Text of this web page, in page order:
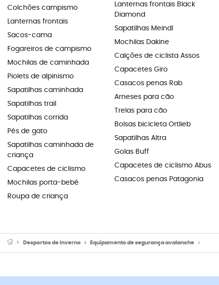
Colchões campismo
Lanternas frontais
Sacos-cama
Fogareiros de campismo
Mochilas de caminhada
Piolets de alpinismo
Sapatilhas caminhada
Sapatilhas trail
Sapatilhas corrida
Pés de gato
Sapatilhas caminhada de
criança
Capacetes de ciclismo
Mochilas porta-bebé
Roupa de criança
Lanternas frontais Black
Diamond
Sapatilhas Meindl
Mochilas Dakine
Calções de ciclista Assos
Capacetes Giro
Casacos penas Rab
Arneses para cão
Trelas para cão
Bolsas bicicleta Ortlieb
Sapatilhas Altra
Golas Buff
Capacetes de ciclismo Abus
Casacos penas Patagonia
Desportos de Inverno Equipamento de segurança avalanche